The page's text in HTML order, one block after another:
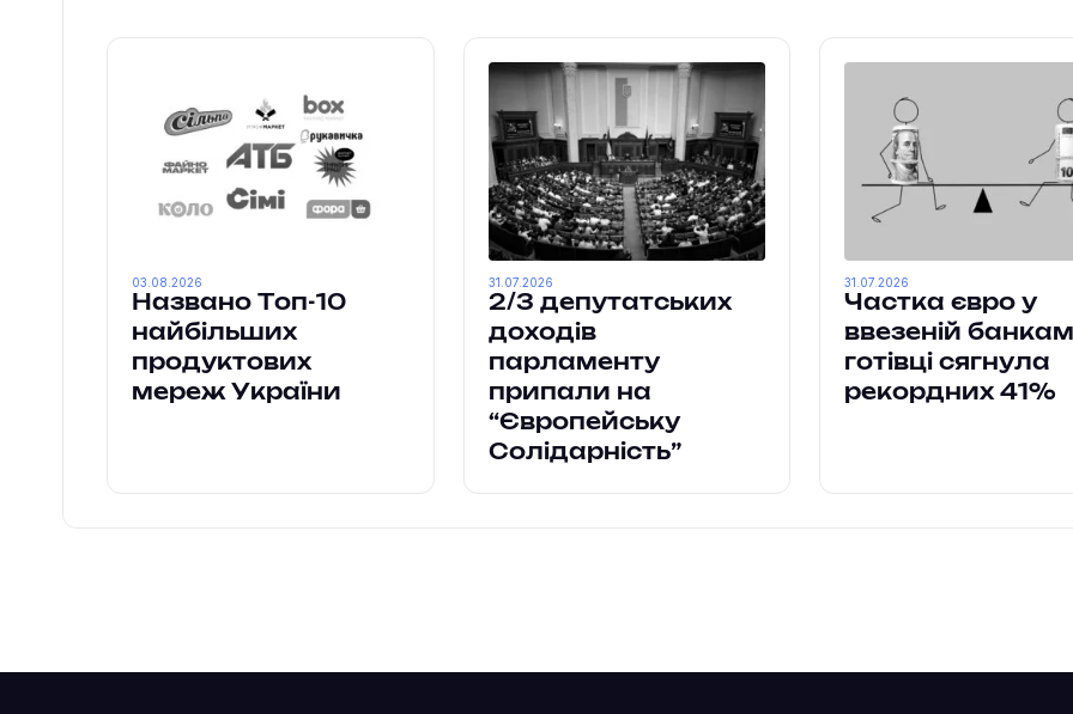
Названо Топ-10
найбільших
продуктових
мереж України
03.08.2026
2/3 депутатських
доходів
парламенту
припали на
“Європейську
Солідарність”
31.07.2026
Частка євро у
ввезеній
готівці сягнула
рекордних 41%
31.07.2026